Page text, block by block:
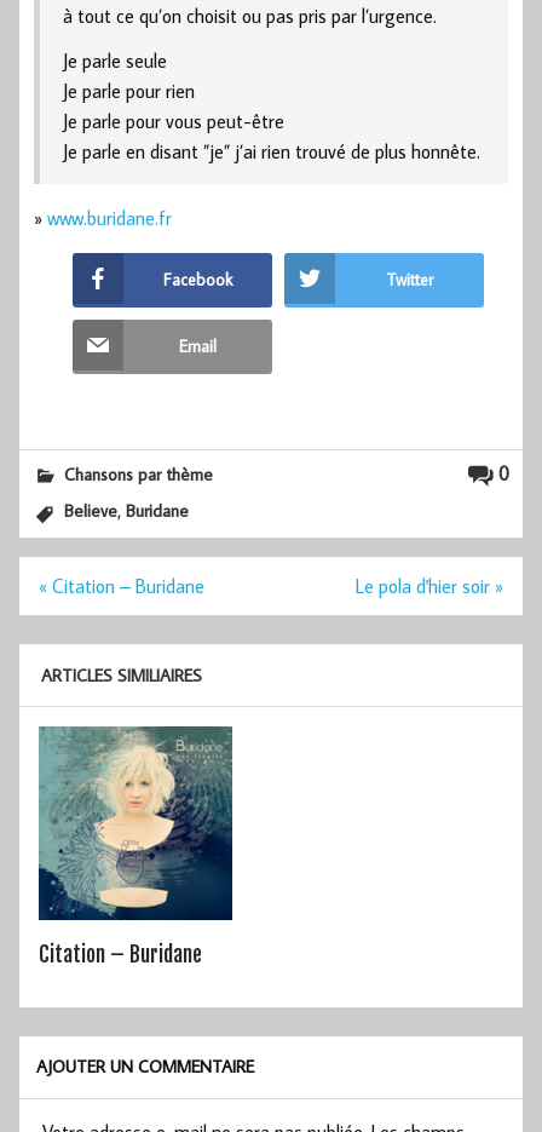
à tout ce qu’on choisit ou pas pris par l’urgence.
Je parle seule
Je parle pour rien
Je parle pour vous peut-être
Je parle en disant ”je” j’ai rien trouvé de plus honnête.
» www.buridane.fr
Facebook Twitter
Email
0
Chansons par thème
Believe,Buridane
Navigation
l’article
« Citation – Buridane Le pola d'hier soir »
ARTICLES SIMILIAIRES
Citation – Buridane
AJOUTER UN COMMENTAIRE